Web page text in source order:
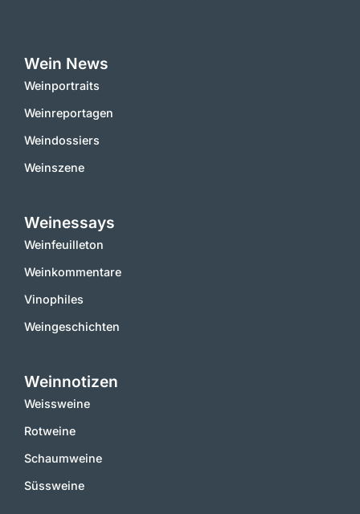
Wein News
Weinportraits
Weinreportagen
Weindossiers
Weinszene
Weinessays
Weinfeuilleton
Weinkommentare
Vinophiles
Weingeschichten
Weinnotizen
Weissweine
Rotweine
Schaumweine
Süssweine